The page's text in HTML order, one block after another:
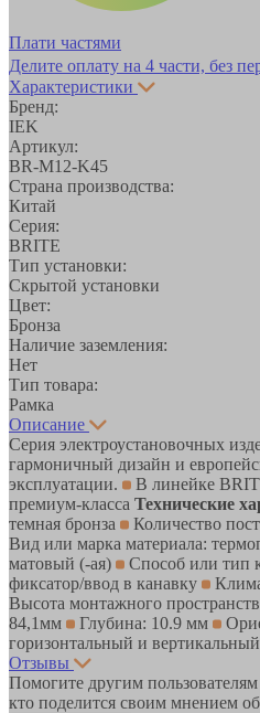
Плати частями
Делите оплату на 4 части, без
Характеристики
Бренд:
IEK
Артикул:
BR-M12-K45
Страна производства:
Китай
Серия:
BRITE
Тип установки:
Скрытой установки
Цвет:
Бронза
Наличие заземления:
Нет
Тип товара:
Рамка
Описание
Серия электроустановочных
гармоничный дизайн и
эксплуатации.
В линейке
премиум-класса Технические
темная бронза
Количество
Вид или марка материала:
матовый (-ая)
Способ или тип
фиксатор/ввод в канавку
Высота монтажного
84,1мм
Глубина: 10.9 мм
горизонтальный и вертикальный
Отзывы
Помогите другим
кто поделится своим мнением